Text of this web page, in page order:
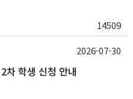
14509
차 학생 신청 안내
2026-07-30